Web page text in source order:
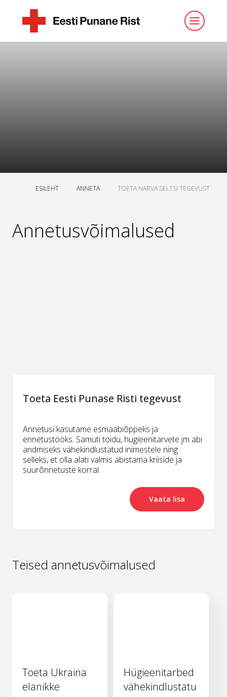
ESILEHT ANNETA TOETA NARVA SELTSI TEGEVUST
Annetusvõimalused
Toeta Eesti Punase Risti tegevust
Annetusi kasutame esmaabiõppeks ja
ennetustööks. Samuti toidu, hügieenitarvete jm abi
andmiseks vähekindlustatud inimestele ning
selleks, et olla alati valmis abistama kriiside ja
suurõnnetuste korral.
Vaata lisa
Teised annetusvõimalused
Toeta Ukraina
elanikke
Hügieenitarbed
vähekindlustatu